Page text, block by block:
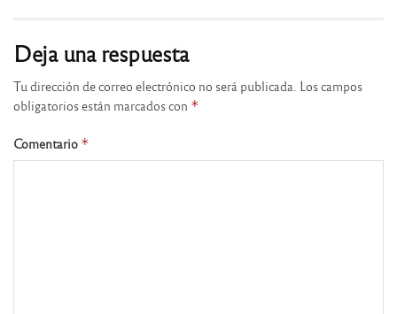
Deja una respuesta
Tu dirección de correo electrónico no será publicada. Los campos
obligatorios están marcados con *
Comentario *